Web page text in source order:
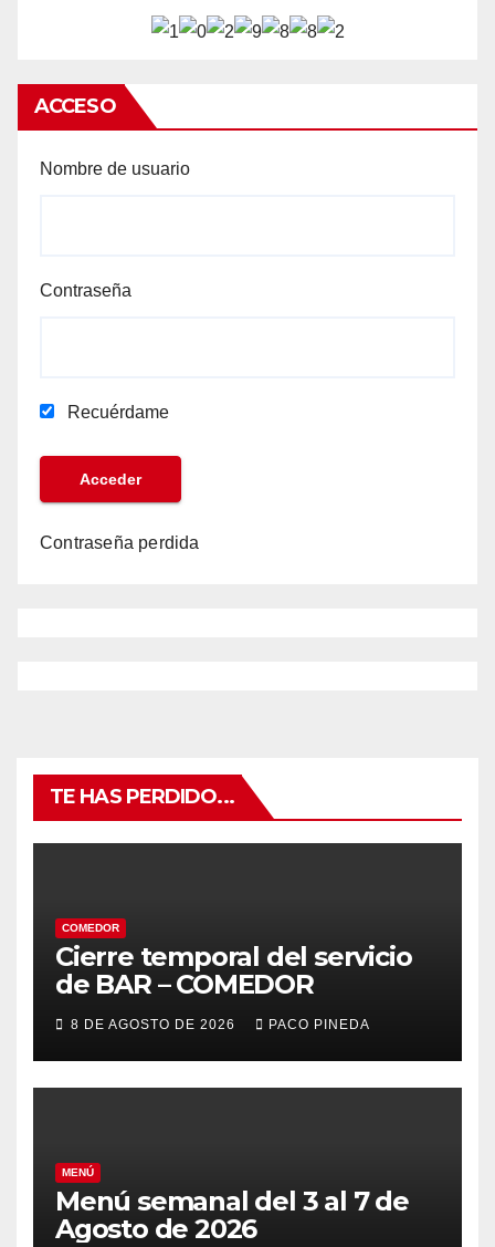
ACCESO
Nombre de usuario
Contraseña
Recuérdame
Contraseña perdida
TE HAS PERDIDO...
COMEDOR
Cierre temporal del servicio
de BAR – COMEDOR
8 DE AGOSTO DE 2026 PACO PINEDA
MENÚ
Menú semanal del 3 al 7 de
Agosto de 2026